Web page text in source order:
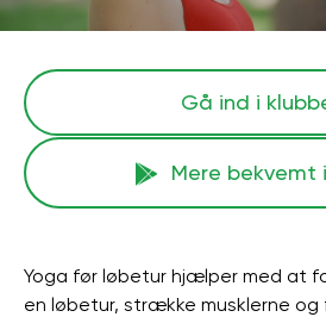
Gå ind i
Mere bekvemt
Yoga før løbetur hjælper med at
en løbetur, strække musklerne og